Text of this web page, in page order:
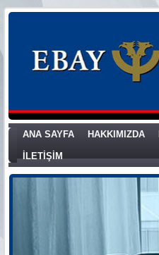
ANA SAYFA HAKKIMIZDA
İLETİŞİM